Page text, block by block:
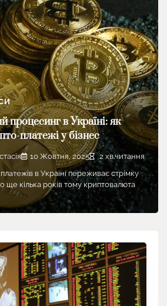
процесинг в Україні: як
платежі у бізнес
10 Жовтня, 2025
2 хв.читання
в Україні переживає стрімку
кілька років тому криптовалюта